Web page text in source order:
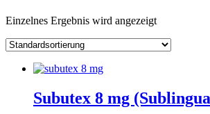
Einzelnes Ergebnis wird angezeigt
Subutex 8 mg